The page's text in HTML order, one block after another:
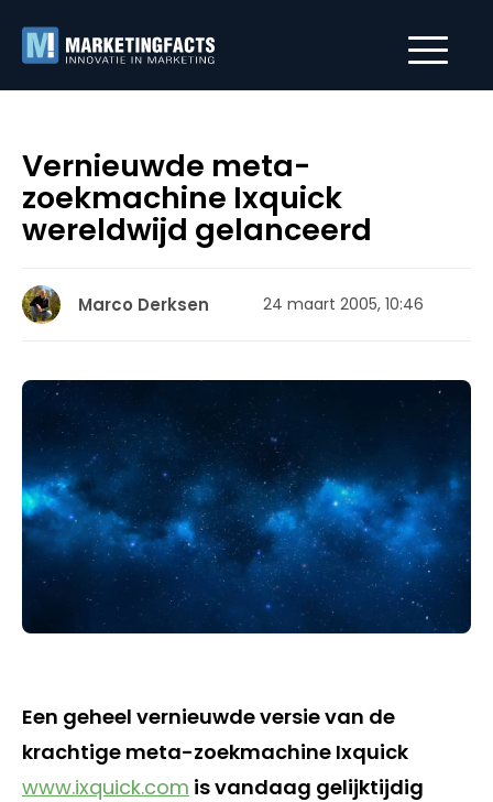
Vernieuwde meta-
zoekmachine Ixquick
wereldwijd gelanceerd
Marco Derksen 24 maart 2005, 10:46
Een geheel vernieuwde versie van de
krachtige meta-zoekmachine Ixquick
www.ixquick.com is vandaag gelijktijdig